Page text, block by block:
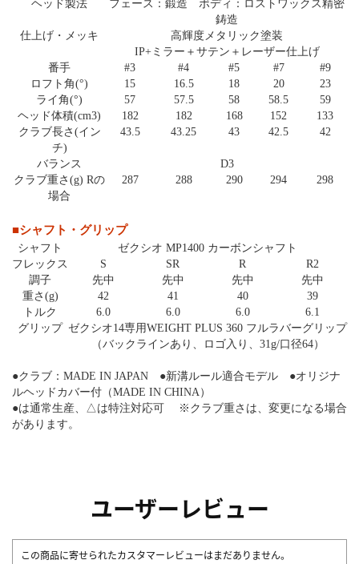
ヘッド製法
フェース：鍛造 ボディ：ロストワックス精密
鋳造
仕上げ・メッキ
高輝度メタリック塗装
IP+ミラー＋サテン＋レーザー仕上げ
番手
#3 #4 #5 #7
#9
ロフト角(°)
15 16.5 18 20
23
ライ角(°)
57 57.5 58 58.5
59
ヘッド体積(cm3)
182 182 168 152
133
クラブ長さ(イン
チ)
43.5 43.25 43 42.5 42
バランス
D3
クラブ重さ(g) Rの
場合
287 288 290 294 298
■シャフト・グリップ
シャフト
ゼクシオ MP1400 カーボンシャフト
フレックス
S SR R
R2
調子
先中 先中 先中
先中
重さ(g)
42 41 40
39
トルク
6.0 6.0 6.0
6.1
グリップ ゼクシオ14専用WEIGHT PLUS 360 フルラバーグリップ
（バックラインあり、ロゴ入り、31g/口径64）
●クラブ：MADE IN JAPAN ●新溝ルール適合モデル ●オリジナ
ルヘッドカバー付（MADE IN CHINA）
●は通常生産、△は特注対応可 ※クラブ重さは、変更になる場合
があります。
ユーザーレビュー
この商品に寄せられたカスタマーレビューはまだありません。